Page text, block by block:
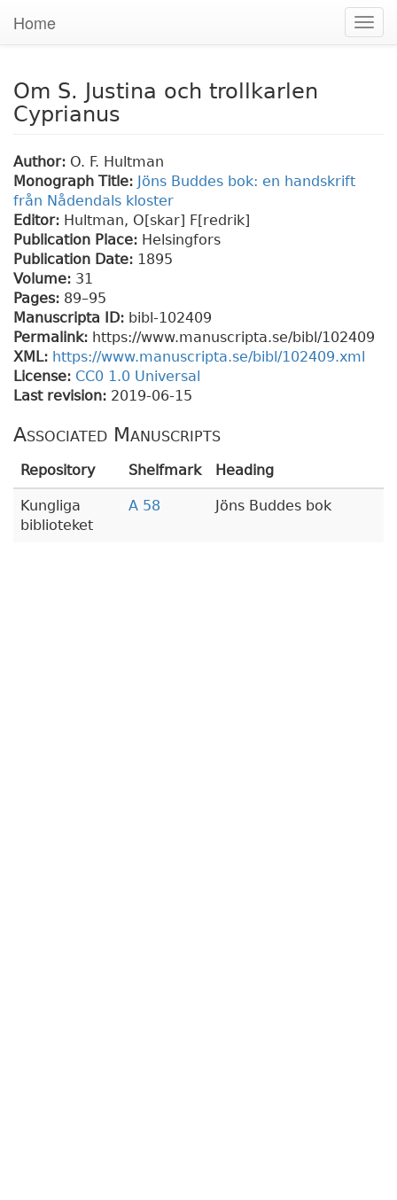
Home
Om S. Justina och trollkarlen
Cyprianus
Author: O. F. Hultman
Monograph Title: Jöns Buddes bok: en handskrift
från Nådendals kloster
Editor: Hultman, O[skar] F[redrik]
Publication Place: Helsingfors
Publication Date: 1895
Volume: 31
Pages: 89–95
Manuscripta ID: bibl-102409
Permalink: https://www.manuscripta.se/bibl/102409
XML: https://www.manuscripta.se/bibl/102409.xml
License: CC0 1.0 Universal
Last revision: 2019-06-15
Associated Manuscripts
Repository Shelfmark Heading
Kungliga
biblioteket
A 58 Jöns Buddes bok